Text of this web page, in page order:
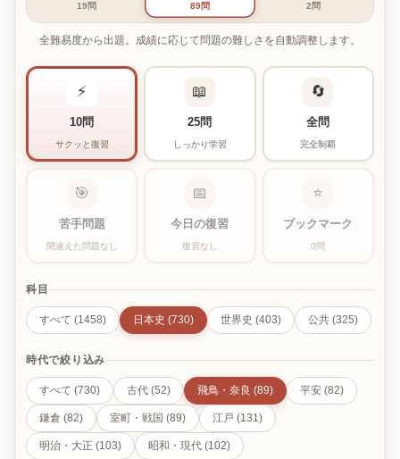
19問 89問 2問
全難易度から出題。成績に応じて問題の難しさを自動調整します。
⚡
10問
サクッと復習
📖
25問
しっかり学習
🔄
全問
完全制覇
🎯
苦手問題
間違えた問題なし
📅
今日の復習
復習なし
⭐
ブックマーク
0問
科目
すべて (1458) 日本史 (730) 世界史 (403) 公共 (325)
時代で絞り込み
すべて (730) 古代 (52) 飛鳥・奈良 (89) 平安 (82)
鎌倉 (82) 室町・戦国 (89) 江戸 (131)
明治・大正 (103) 昭和・現代 (102)